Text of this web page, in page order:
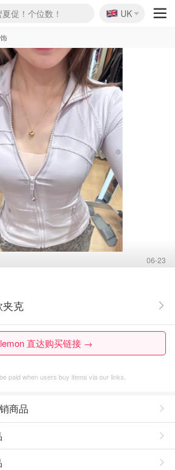
促！个位数！
折！
萨5折！
🇬🇧
UK
06-23
夹克
直达购买链接 →
paid when users buy items via our links.
商品